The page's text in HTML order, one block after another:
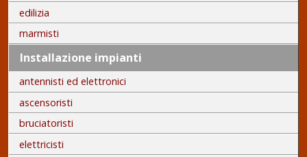
edilizia
marmisti
Installazione impianti
antennisti ed elettronici
ascensoristi
bruciatoristi
elettricisti